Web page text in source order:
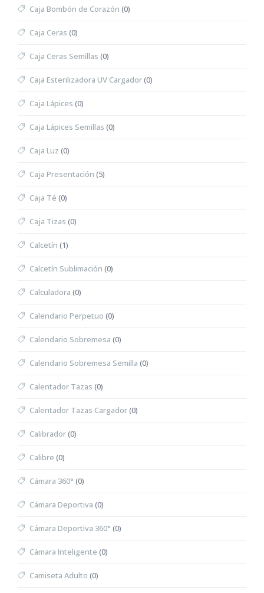
Caja Bombón de Corazón (0)
Caja Ceras (0)
Caja Ceras Semillas (0)
Caja Esterilizadora UV Cargador(0)
Caja Lápices (0)
Caja Lápices Semillas (0)
Caja Luz (0)
Caja Presentación (5)
Caja Té (0)
Caja Tizas (0)
Calcetín (1)
Calcetín Sublimación (0)
Calculadora (0)
Calendario Perpetuo (0)
Calendario Sobremesa (0)
Calendario Sobremesa Semilla (0)
Calentador Tazas (0)
Calentador Tazas Cargador(0)
Calibrador(0)
Calibre (0)
Cámara 360° (0)
Cámara Deportiva (0)
Cámara Deportiva 360° (0)
Cámara Inteligente (0)
Camiseta Adulto (0)